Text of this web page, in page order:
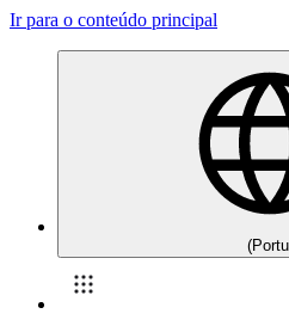
Ir para o conteúdo principal